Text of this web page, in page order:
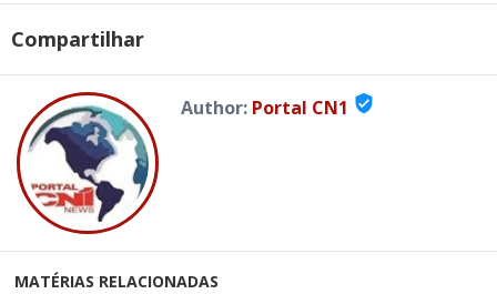
Compartilhar
Author: Portal CN1 verified_user
MATÉRIAS RELACIONADAS